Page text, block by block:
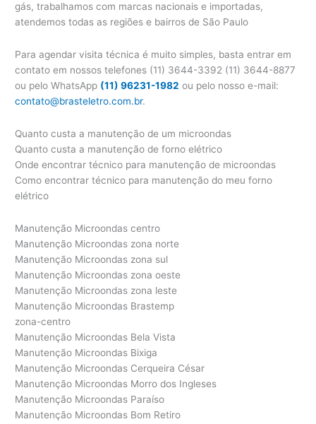
gás, trabalhamos com marcas nacionais e importadas,
atendemos todas as regiões e bairros de São Paulo
Para agendar visita técnica é muito simples, basta entrar em
contato em nossos telefones (11) 3644-3392 (11) 3644-8877
ou pelo WhatsApp (11) 96231-1982 ou pelo nosso e-mail:
contato@brasteletro.com.br.
Quanto custa a manutenção de um microondas
Quanto custa a manutenção de forno elétrico
Onde encontrar técnico para manutenção de microondas
Como encontrar técnico para manutenção do meu forno
elétrico
Manutenção Microondas centro
Manutenção Microondas zona norte
Manutenção Microondas zona sul
Manutenção Microondas zona oeste
Manutenção Microondas zona leste
Manutenção Microondas Brastemp
zona-centro
Manutenção Microondas Bela Vista
Manutenção Microondas Bixiga
Manutenção Microondas Cerqueira César
Manutenção Microondas Morro dos Ingleses
Manutenção Microondas Paraíso
Manutenção Microondas Bom Retiro